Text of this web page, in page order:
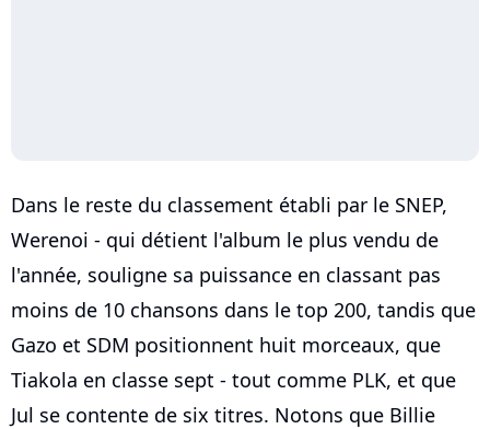
Dans le reste du classement établi par le SNEP,
Werenoi - qui détient l'album le plus vendu de
l'année, souligne sa puissance en classant pas
moins de 10 chansons dans le top 200, tandis que
Gazo et SDM positionnent huit morceaux, que
Tiakola en classe sept - tout comme PLK, et que
Jul se contente de six titres. Notons que Billie